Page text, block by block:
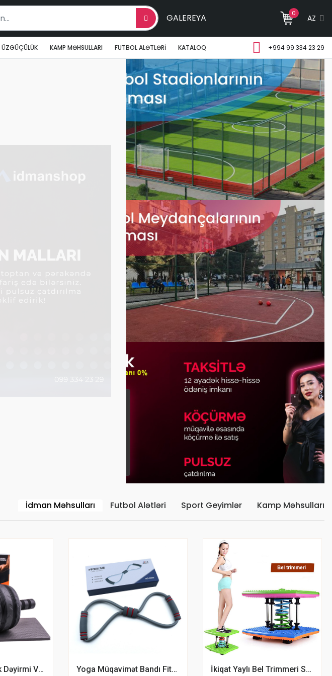
GALEREYA 0
AZ
ÜZGÜÇÜLÜK KAMP MƏHSULLARI FUTBOL ALƏTLƏRI KATALOQ +994 99 334 23 29
İdman Məhsulları Futbol Alətləri Sport Geyimlər Kamp Məhsulları
Kiçik Mat Ilə Tək Dəyirmi Ventral İdman Təkəri Çarx Yoga Müqavimət Bandı Fitness Rezin Espander İkiqat Yaylı Bel Trimmeri SAVING BASKET Bel İncəldici Stepper